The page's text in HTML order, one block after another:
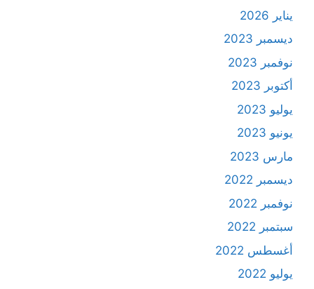
يناير 2026
ديسمبر 2023
نوفمبر 2023
أكتوبر 2023
يوليو 2023
يونيو 2023
مارس 2023
ديسمبر 2022
نوفمبر 2022
سبتمبر 2022
أغسطس 2022
يوليو 2022